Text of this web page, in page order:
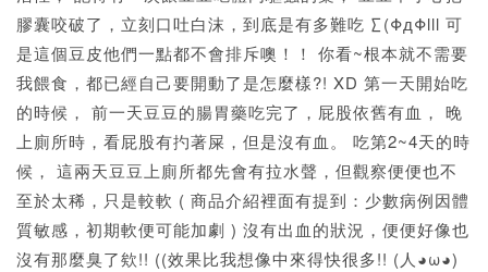
膠囊咬破了，立刻口吐白沫，到底是有多難吃 ∑(ΦдΦlll 可
是這個豆皮他們一點都不會排斥噢！！ 你看~根本就不需要
我餵食，都已經自己要開動了是怎麼樣?! XD 第一天開始吃
的時候， 前一天豆豆的腸胃藥吃完了，屁股依舊有血， 晚
上廁所時，看屁股有扚著屎，但是沒有血。 吃第2~4天的時
候， 這兩天豆豆上廁所都先會有拉水聲，但觀察便便也不
至於太稀，只是較軟 ( 商品介紹裡面有提到：少數病例因體
質敏感，初期軟便可能加劇 ) 沒有出血的狀況，便便好像也
沒有那麼臭了欸!! ((效果比我想像中來得快很多!! (人◕ω◕)